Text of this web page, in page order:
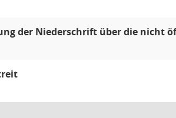
der Niederschrift über die nicht